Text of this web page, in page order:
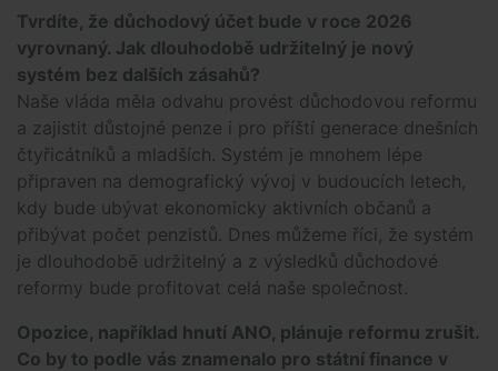
Tvrdíte, že důchodový účet bude v roce 2026
vyrovnaný. Jak dlouhodobě udržitelný je nový
systém bez dalších zásahů?
Naše vláda měla odvahu provést důchodovou reformu
a zajistit důstojné penze i pro příští generace dnešních
čtyřicátníků a mladších. Systém je mnohem lépe
připraven na demografický vývoj v budoucích letech,
kdy bude ubývat ekonomicky aktivních občanů a
přibývat počet penzistů. Dnes můžeme říci, že systém
je dlouhodobě udržitelný a z výsledků důchodové
reformy bude profitovat celá naše společnost.
Opozice, například hnutí ANO, plánuje reformu zrušit.
Co by to podle vás znamenalo pro státní finance v